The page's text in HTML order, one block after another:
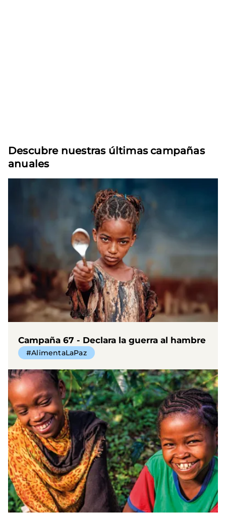
Descubre nuestras últimas campañas
anuales
Campaña 67 - Declara la guerra al hambre
#AlimentaLaPaz